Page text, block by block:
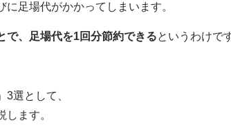
足場代がかかってしまいます。
で、足場代を1回分節約できるというわけで
選として、
します。